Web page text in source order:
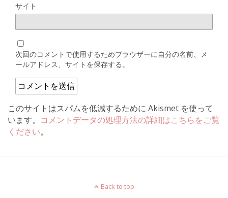
サイト
次回のコメントで使用するためブラウザーに自分の名前、メ
ールアドレス、サイトを保存する。
このサイトはスパムを低減するために Akismet を使って
います。 コメントデータの処理方法の詳細はこちらをご覧
ください。
Back to top